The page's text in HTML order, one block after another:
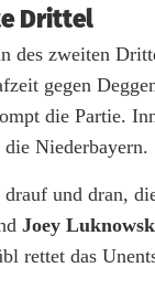
Drittel
des zweiten
gegen
die Partie.
Niederbayern.
und dran,
Joey
rettet das